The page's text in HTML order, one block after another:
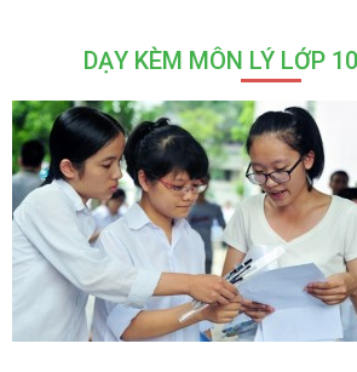
DẠY KÈM MÔN LÝ LỚP